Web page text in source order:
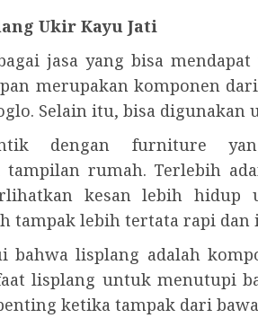
Ukir Kayu Jati
jasa yang bisa
merupakan komponen
Selain itu, bisa digunakan
dengan furniture
tampilan rumah. Terlebih
kesan lebih hidup
tampak lebih tertata rapi dan
bahwa lisplang adalah
lisplang untuk menutupi
ketika tampak dari